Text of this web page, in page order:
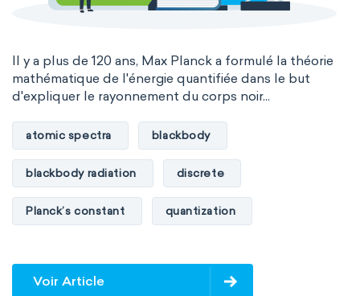
Il y a plus de 120 ans, Max Planck a formulé la théorie
mathématique de l'énergie quantifiée dans le but
d'expliquer le rayonnement du corps noir...
atomic spectra blackbody
blackbody radiation discrete
Planck’s constant quantization
Voir Article